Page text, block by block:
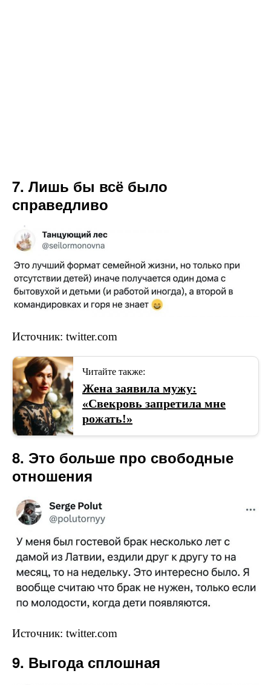
7. Лишь бы всё было
справедливо
Источник: twitter.com
Читайте также:
Жена заявила мужу:
«Свекровь запретила мне
рожать!»
8. Это больше про свободные
отношения
Источник: twitter.com
9. Выгода сплошная